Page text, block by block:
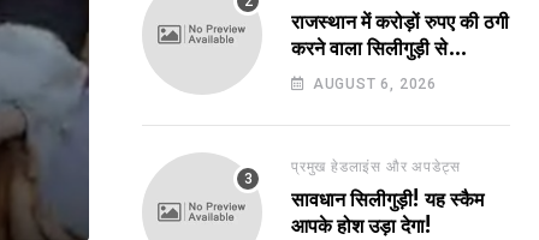
राजस्थान में करोड़ों रुपए की ठगी
करने वाला सिलीगुड़ी से
गिरफ्तार!
AUGUST 6, 2026
प्रमुख हेडलाइंस और अपडेट्स
सावधान सिलीगुड़ी! यह स्कैम
आपके होश उड़ा देगा!